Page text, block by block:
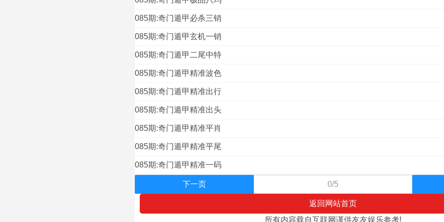
085期:奇门遁甲必杀三销
085期:奇门遁甲玄机一销
085期:奇门遁甲二尾中特
085期:奇门遁甲精准波色
085期:奇门遁甲精准出行
085期:奇门遁甲精准出头
085期:奇门遁甲精准平肖
085期:奇门遁甲精准平尾
085期:奇门遁甲精准一码
下一页 0/5
返回网站首页
所有内容载自互联网谨供友友娱乐参考!